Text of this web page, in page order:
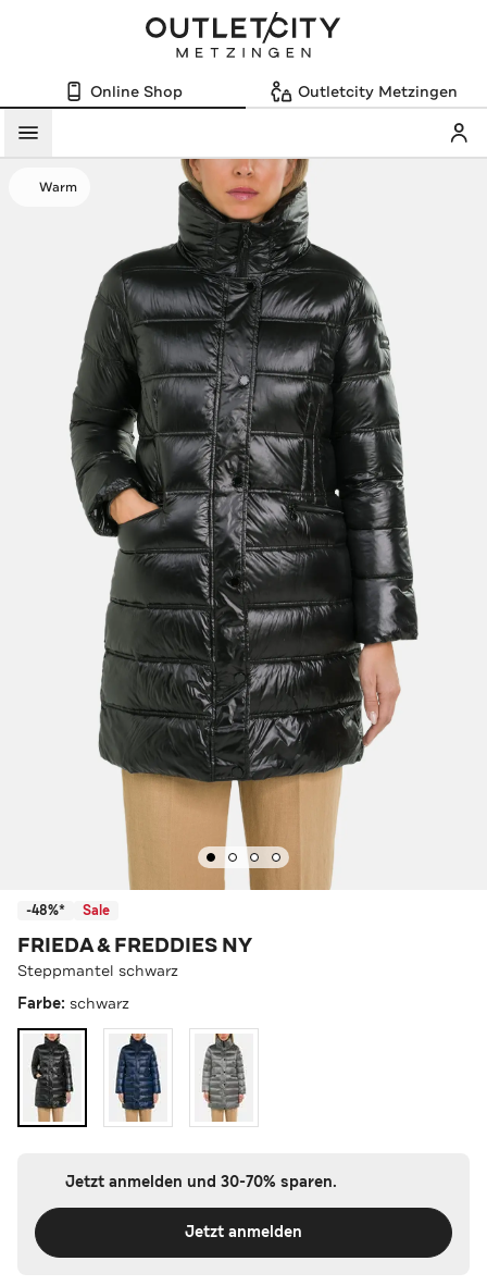
Online Shop Outletcity Metzingen
Menü
Warm
-48%* Sale
FRIEDA & FREDDIES NY
Steppmantel schwarz
Farbe: schwarz
Jetzt anmelden und 30-70% sparen.
Jetzt anmelden